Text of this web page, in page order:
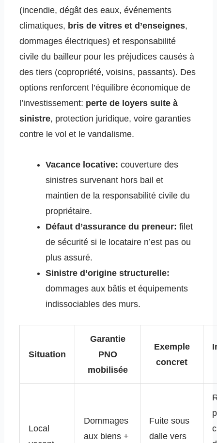
(incendie, dégât des eaux, événements
climatiques, bris de vitres et d’enseignes,
dommages électriques) et responsabilité
civile du bailleur pour les préjudices causés à
des tiers (copropriété, voisins, passants). Des
options renforcent l’équilibre économique de
l’investissement: perte de loyers suite à
sinistre, protection juridique, voire garanties
contre le vol et le vandalisme.
Vacance locative: couverture des
sinistres survenant hors bail et
maintien de la responsabilité civile du
propriétaire.
Défaut d’assurance du preneur: filet
de sécurité si le locataire n’est pas ou
plus assuré.
Sinistre d’origine structurelle:
dommages aux bâtis et équipements
indissociables des murs.
Situation
Garantie
PNO
mobilisée
Exemple
concret
Local
Dommages
aux biens +
Fuite sous
dalle vers